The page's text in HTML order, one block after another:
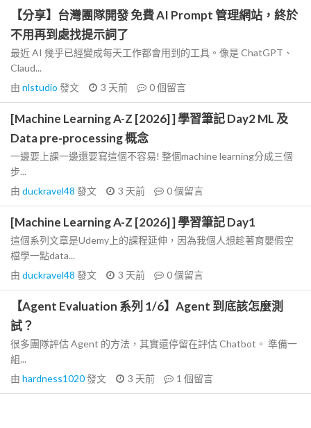
【分享】台灣團隊開發 免費 AI Prompt 管理網站，終於
不用再到處找提示詞了
最近 AI 幾乎已經變成每天工作都會用到的工具。像是 ChatGPT、
Claud...
由 nlstudio 發文 3 天前 0個留言
[Machine Learning A-Z [2026] ] 學習筆記 Day2 ML 及
Data pre-processing 概念
一邊要上課一邊還要寫這個不容易! 整個machine learning分成三個
步...
由 duckravel48 發文 3 天前 0個留言
[Machine Learning A-Z [2026] ] 學習筆記 Day1
這個系列文章是Udemy上的課程延伸，因為我個人想趁著育嬰假空
檔學一點data...
由 duckravel48 發文 3 天前 0個留言
【Agent Evaluation 系列 1/6】Agent 到底該怎麼測
試？
很多團隊評估 Agent 的方法，其實還停留在評估 Chatbot。 準備一
組...
由 hardness1020發文 3 天前 1 個留言